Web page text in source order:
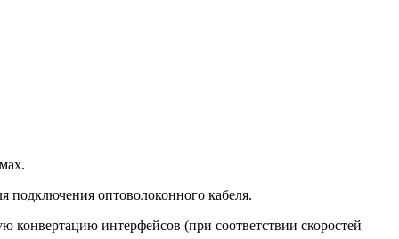
оптоволоконного кабеля.
интерфейсов (при соответствии скоростей